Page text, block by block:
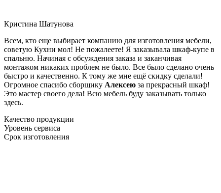
Кристина Шатунова
Всем, кто еще выбирает компанию для изготовления мебели,
советую Кухни мол! Не пожалеете! Я заказывала шкаф-купе в
спальню. Начиная с обсуждения заказа и заканчивая
монтажом никаких проблем не было. Все было сделано очень
быстро и качественно. К тому же мне ещё скидку сделали!
Огромное спасибо сборщику Алексею за прекрасный шкаф!
Это мастер своего дела! Всю мебель буду заказывать только
здесь.
Качество продукции
Уровень сервиса
Срок изготовления